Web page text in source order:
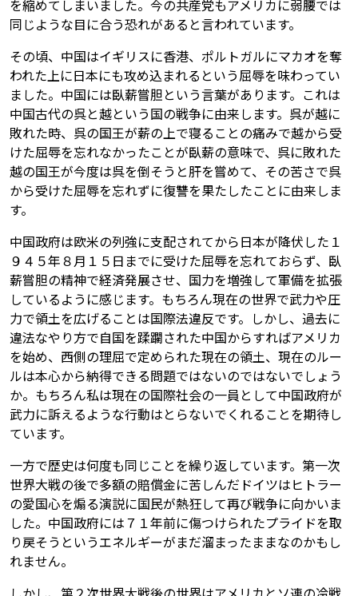
を縮めてしまいました。今の共産党もアメリカに弱腰では
同じような目に合う恐れがあると言われています。
その頃、中国はイギリスに香港、ポルトガルにマカオを奪
われた上に日本にも攻め込まれるという屈辱を味わってい
ました。中国には臥薪嘗胆という言葉があります。これは
中国古代の呉と越という国の戦争に由来します。呉が越に
敗れた時、呉の国王が薪の上で寝ることの痛みで越から受
けた屈辱を忘れなかったことが臥薪の意味で、呉に敗れた
越の国王が今度は呉を倒そうと肝を嘗めて、その苦さで呉
から受けた屈辱を忘れずに復讐を果たしたことに由来しま
す。
中国政府は欧米の列強に支配されてから日本が降伏した１
９４５年８月１５日までに受けた屈辱を忘れておらず、臥
薪嘗胆の精神で経済発展させ、国力を増強して軍備を拡張
しているように感じます。もちろん現在の世界で武力や圧
力で領土を広げることは国際法違反です。しかし、過去に
違法なやり方で自国を蹂躙された中国からすればアメリカ
を始め、西側の理屈で定められた現在の領土、現在のルー
ルは本心から納得できる問題ではないのではないでしょう
か。もちろん私は現在の国際社会の一員として中国政府が
武力に訴えるような行動はとらないでくれることを期待し
ています。
一方で歴史は何度も同じことを繰り返しています。第一次
世界大戦の後で多額の賠償金に苦しんだドイツはヒトラー
の愛国心を煽る演説に国民が熱狂して再び戦争に向かいま
した。中国政府には７１年前に傷つけられたプライドを取
り戻そうというエネルギーがまだ溜まったままなのかもし
れません。